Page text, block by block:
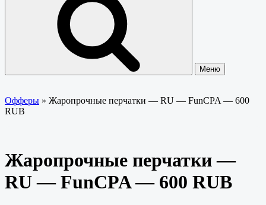
Меню
Офферы » Жаропрочные перчатки — RU — FunCPA — 600
RUB
Жаропрочные перчатки —
RU — FunCPA — 600 RUB